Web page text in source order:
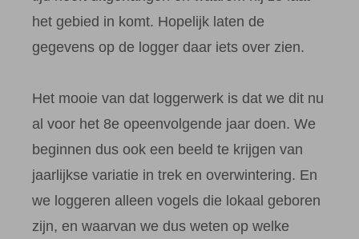
het gebied in komt. Hopelijk laten de
gegevens op de logger daar iets over zien.
Het mooie van dat loggerwerk is dat we dit nu
al voor het 8e opeenvolgende jaar doen. We
beginnen dus ook een beeld te krijgen van
jaarlijkse variatie in trek en overwintering. En
we loggeren alleen vogels die lokaal geboren
zijn, en waarvan we dus weten op welke